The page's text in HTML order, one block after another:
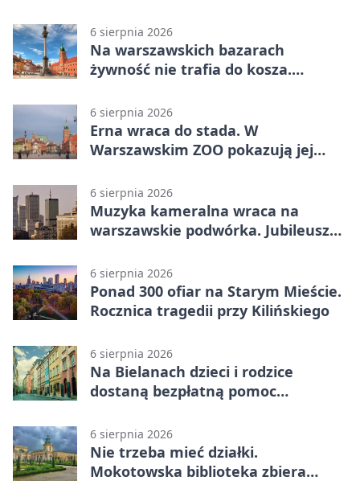
6 sierpnia 2026
Na warszawskich bazarach
żywność nie trafia do kosza.
6 sierpnia 2026
Erna wraca do stada. W
Warszawskim ZOO pokazują jej
6 sierpnia 2026
Muzyka kameralna wraca na
warszawskie podwórka. Jubileusz
6 sierpnia 2026
Ponad 300 ofiar na Starym Mieście.
Rocznica tragedii przy Kilińskiego
6 sierpnia 2026
Na Bielanach dzieci i rodzice
dostaną bezpłatną pomoc
6 sierpnia 2026
Nie trzeba mieć działki.
Mokotowska biblioteka zbiera